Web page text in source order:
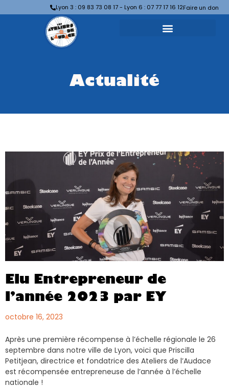
Lyon 3 : 09 83 73 08 17 - Lyon 6 : 07 77 17 16 12Faire un don
Actualité
Elu Entrepreneur de
l’année 2023 par EY
octobre 16, 2023
Après une première récompense à l’échelle régionale le 26
septembre dans notre ville de Lyon, voici que Priscilla
Petitjean, directrice et fondatrice des Ateliers de l’Audace
est récompensée entrepreneuse de l’année à l’échelle
nationale !